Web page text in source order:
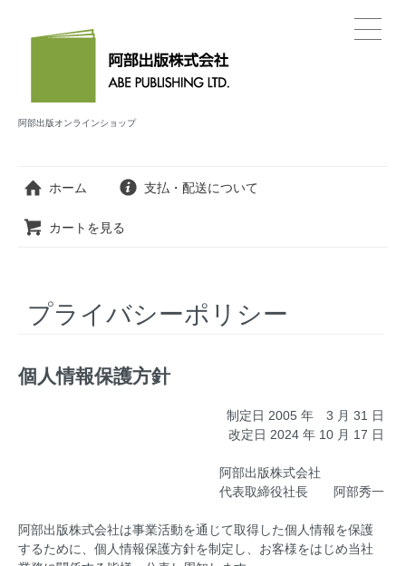
阿部出版オンラインショップ
ホーム 支払・配送について
カートを見る
プライバシーポリシー
個人情報保護方針
制定日 2005 年 3 月 31 日
改定日 2024 年 10 月 17 日
阿部出版株式会社
代表取締役社長 阿部秀一
阿部出版株式会社は事業活動を通じて取得した個人情報を保護
するために、個人情報保護方針を制定し、お客様をはじめ当社